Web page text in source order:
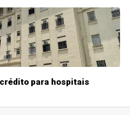
para hospitais